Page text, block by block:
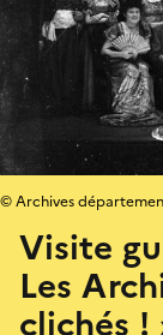
Visite
Les
clichés !
© Archives